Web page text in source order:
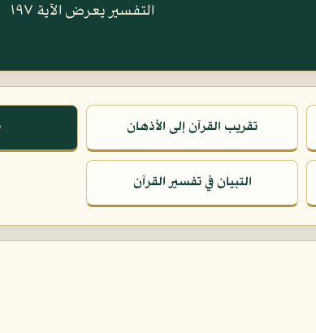
التفسير يعرض الآية ١٩٧
تقريب القرآن إلى الأذهان
التبيان في تفسير القرآن